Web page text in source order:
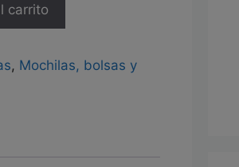
carrito
, Mochilas, bolsas y